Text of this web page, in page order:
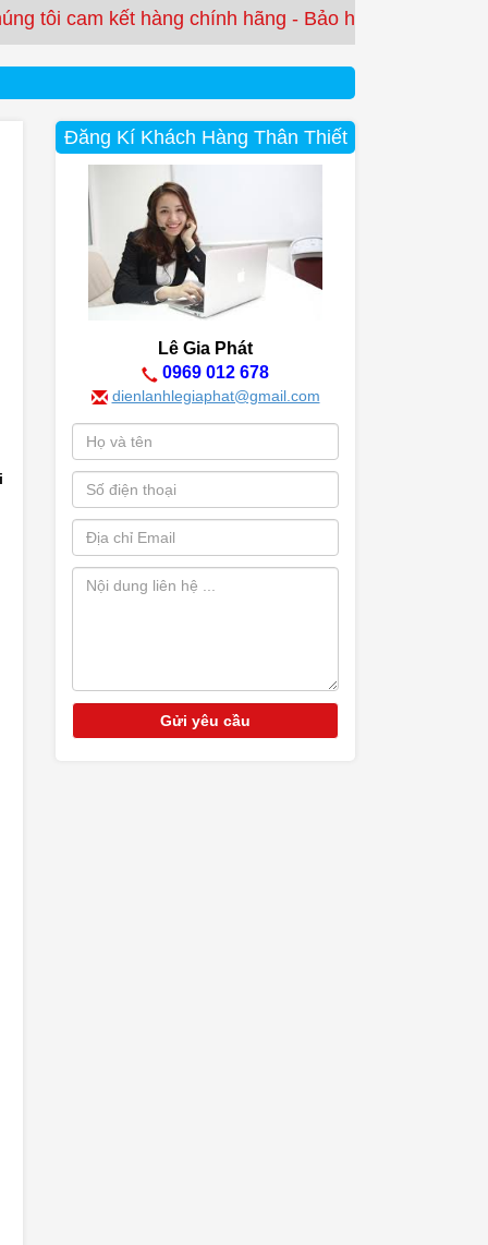
kết hàng chính hãng - Bảo hành từ 3 tháng đến 12
Đăng Kí Khách Hàng Thân Thiết
Lê Gia Phát
0969 012 678
dienlanhlegiaphat@gmail.com